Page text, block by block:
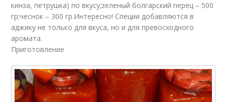
кинза, петрушка) по вкусу;зеленый болгарский перец – 500
гр;чеснок – 300 гр.Интересно! Специи добавляются в
аджику не только для вкуса, но и для превосходного
аромата.
Приготовление